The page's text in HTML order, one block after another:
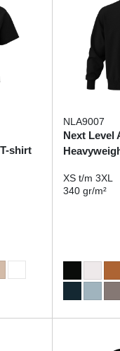
shirt
NLA9007
Next Level
XS t/m 3XL
340 gr/m²